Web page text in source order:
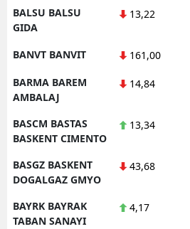
BALSU BALSU
GIDA
13,22
BANVT BANVIT 161,00
BARMA BAREM
AMBALAJ
14,84
BASCM BASTAS
BASKENT CIMENTO
13,34
BASGZ BASKENT
DOGALGAZ GMYO
43,68
BAYRK BAYRAK
TABAN SANAYI
4,17